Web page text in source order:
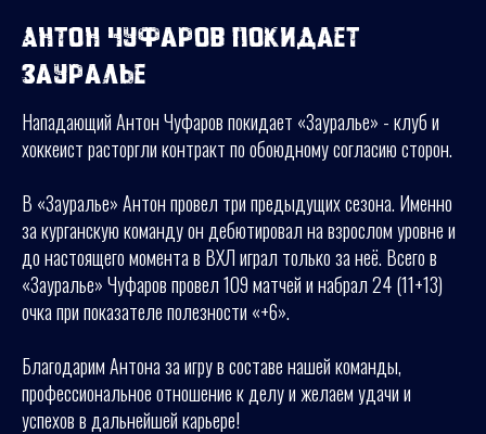
Антон Чуфаров покидает
Зауралье
Нападающий Антон Чуфаров покидает «Зауралье» - клуб и
хоккеист расторгли контракт по обоюдному согласию сторон.
В «Зауралье» Антон провел три предыдущих сезона. Именно
за курганскую команду он дебютировал на взрослом уровне и
до настоящего момента в ВХЛ играл только за неё. Всего в
«Зауралье» Чуфаров провел 109 матчей и набрал 24 (11+13)
очка при показателе полезности «+6».
Благодарим Антона за игру в составе нашей команды,
профессиональное отношение к делу и желаем удачи и
успехов в дальнейшей карьере!